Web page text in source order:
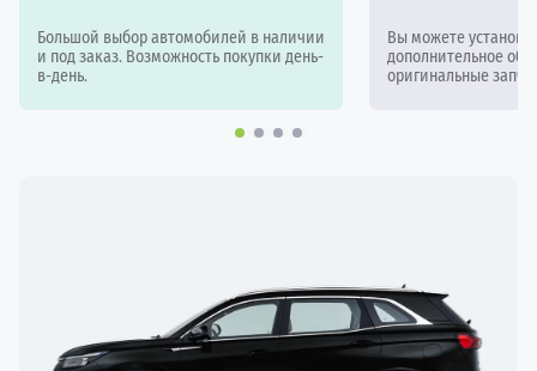
Большой выбор автомобилей в наличии
и под заказ. Возможность покупки день-
в-день.
Вы можете
дополнительное
оригинальные